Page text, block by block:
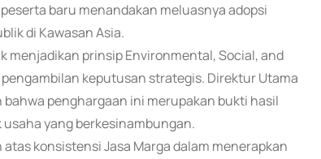
baru menandakan meluasnya adopsi
di Kawasan Asia.
menjadikan prinsip Environmental, Social, and
keputusan strategis. Direktur Utama
penghargaan ini merupakan bukti hasil
yang berkesinambungan.
konsistensi Jasa Marga dalam menerapkan